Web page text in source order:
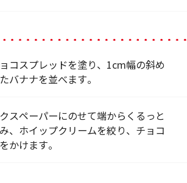
コスプレッドを塗り、1cm幅の斜め
バナナを並べます。
スペーパーにのせて端からくるっと
、ホイップクリームを絞り、チョコ
かけます。